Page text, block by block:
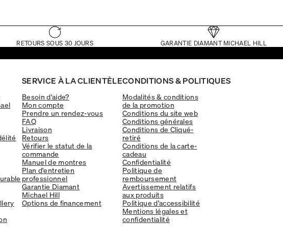
RETOURS SOUS 30 JOURS GARANTIE DIAMANT MICHAEL HILL
SERVICE À LA CLIENTÈLE
Besoin d'aide?
Mon compte
Prendre un rendez-vous
FAQ
Livraison
Retours
Vérifier le statut de la
commande
Manuel de montres
Plan d'entretien
professionnel
Garantie Diamant
Michael Hill
Options de financement
CONDITIONS & POLITIQUES
Modalités & conditions
de la promotion
Conditions du site web
Conditions générales
Conditions de Cliqué-
retiré
Conditions de la carte-
cadeau
Confidentialité
Politique de
remboursement
Avertissement relatifs
aux produits
Politique d'accessibilité
Mentions légales et
confidentialité